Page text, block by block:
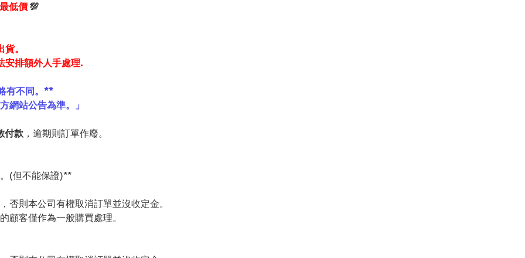
低價 💯
。
安排額外人手處理.
有不同。**
網站公告為準。」
付款 ，逾期則訂單作廢。
(但不能保證)**
否則本公司有權取消訂單並沒收定金。
顧客僅作為一般購買處理。